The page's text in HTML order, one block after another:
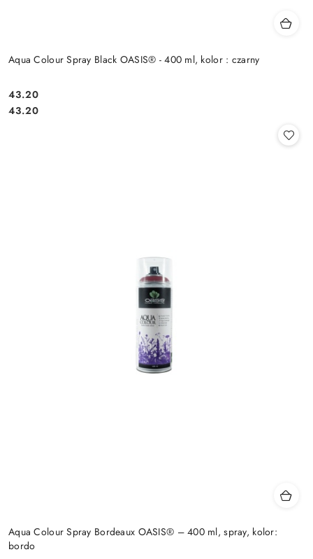
Aqua Colour Spray Black OASIS® - 400 ml, kolor : czarny
Cena:
43.20
Cena:
43.20
Aqua Colour Spray Bordeaux OASIS® – 400 ml, spray, kolor:
bordo